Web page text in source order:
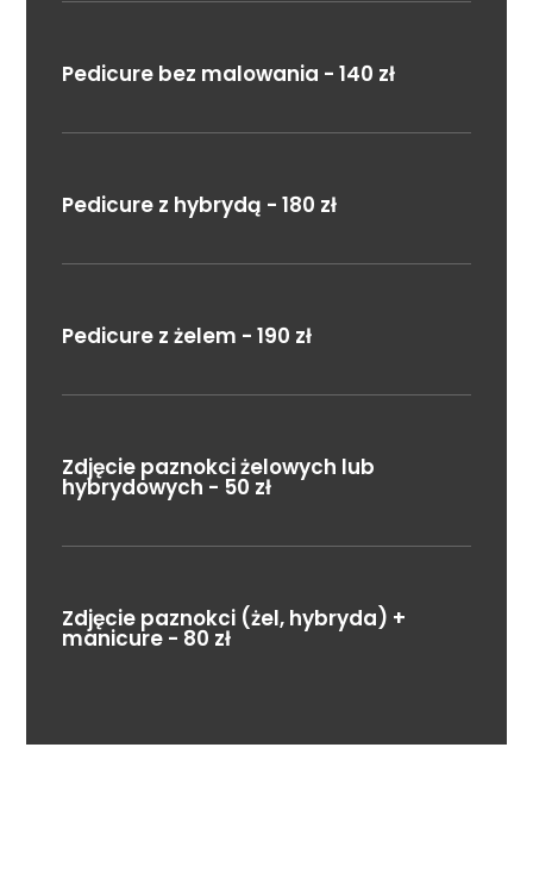
Pedicure bez malowania - 140 zł
Pedicure z hybrydą - 180 zł
Pedicure z żelem - 190 zł
Zdjęcie paznokci żelowych lub
hybrydowych - 50 zł
Zdjęcie paznokci (żel, hybryda) +
manicure - 80 zł